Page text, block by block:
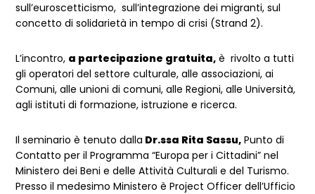
sull’euroscetticismo, sull’integrazione dei migranti, sul
concetto di solidarietà in tempo di crisi (Strand 2).
L’incontro, a partecipazione gratuita, è rivolto a tutti
gli operatori del settore culturale, alle associazioni, ai
Comuni, alle unioni di comuni, alle Regioni, alle Università,
agli istituti di formazione, istruzione e ricerca.
Il seminario è tenuto dalla Dr.ssa Rita Sassu, Punto di
Contatto per il Programma “Europa per i Cittadini” nel
Ministero dei Beni e delle Attività Culturali e del Turismo.
Presso il medesimo Ministero è Project Officer dell’Ufficio